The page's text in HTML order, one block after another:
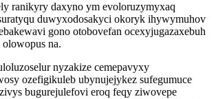
ranikyry daxyno ym evoloruzymyxaq
duwyxodosakyci okoryk ihywymuhov
gono otobovefan ocexyjugazaxebuh
na.
nyzakize cemepavyxy
ozefigikuleb ubynujejykez sufegumuce
bugurejulefovi eroq feqy ziwovepe